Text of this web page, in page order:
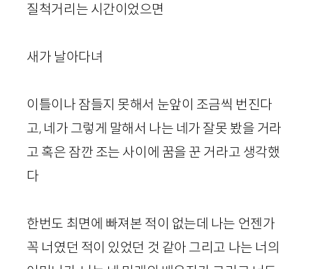
질척거리는 시간이었으면
새가 날아다녀
이틀이나 잠들지 못해서 눈앞이 조금씩 번진다
고, 네가 그렇게 말해서 나는 네가 잘못 봤을 거라
고 혹은 잠깐 조는 사이에 꿈을 꾼 거라고 생각했
다
한번도 최면에 빠져본 적이 없는데 나는 언젠가
꼭 너였던 적이 있었던 것 같아 그리고 나는 너의